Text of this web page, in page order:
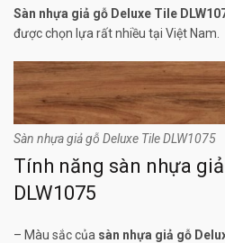
Sàn nhựa giả gỗ Deluxe Tile
được chọn lựa rất nhiều tại Việt Nam.
Sàn nhựa giả gỗ Deluxe Tile DLW1075
Tính năng sàn nhựa
DLW1075
– Màu sắc của sàn nhựa giả gỗ